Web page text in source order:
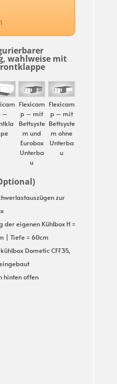
wahlweise mit
–
Flexicam
p – mit
Bettsyste
m und
Eurobox
Unterba
u
Flexicam
p – mit
Bettsyste
m ohne
Unterba
u
zur
eigenen Kühlbox H =
| Tiefe = 60cm
Dometic CFF35,
hinten offen